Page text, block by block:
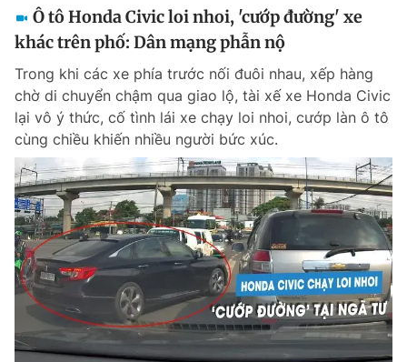
Phó tổng biên tập thường trực: Hải Thành
Phó tổng biên tập: Lâm Hiếu Dũng
Phó tổng biên tập: Trần Việt Hưng
Giấy phép xuất bản số 110/GP - BTTTT cấp ngày 24.3.2020
© 2003-2026 Bản quyền thuộc về Báo Thanh Niên. Cấm sao chép
dưới mọi hình thức nếu không có sự chấp thuận bằng văn bản.
Phát triển bởi ePi Technologies, JSC.
Ô tô Honda Civic loi nhoi, 'cướp đường' xe
khác trên phố: Dân mạng phẫn nộ
Trong khi các xe phía trước nối đuôi nhau, xếp hàng
chờ di chuyển chậm qua giao lộ, tài xế xe Honda Civic
lại vô ý thức, cố tình lái xe chạy loi nhoi, cướp làn ô tô
cùng chiều khiến nhiều người bức xúc.